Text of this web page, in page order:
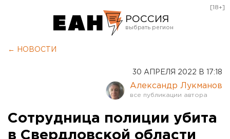
РОССИЯ
Оренбург
[18+]
← НОВОСТИ
30 АПРЕЛЯ 2022 В 17:18
Александр Лукманов
Сотрудница полиции убита
в Свердловской области